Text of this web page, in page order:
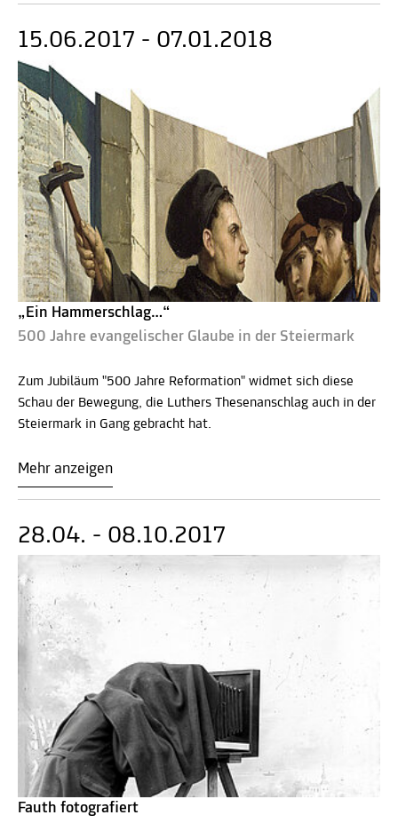
15.06.2017 - 07.01.2018
„Ein Hammerschlag…“
500 Jahre evangelischer Glaube in der Steiermark
Zum Jubiläum "500 Jahre Reformation" widmet sich diese
Schau der Bewegung, die Luthers Thesenanschlag auch in der
Steiermark in Gang gebracht hat.
Mehr anzeigen
28.04. - 08.10.2017
Fauth fotografiert